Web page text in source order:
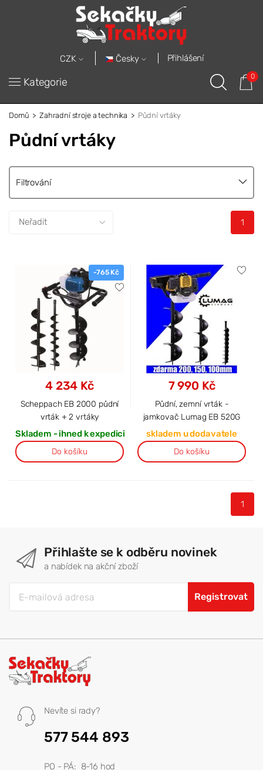
CZK Česky Přihlášení
Kategorie 0
Domů Zahradní stroje a technika Půdní vrtáky
Půdní vrtáky
Filtrování
1
-765 Kč
4 234 Kč
Scheppach EB 2000 půdní
vrták + 2 vrtáky
Skladem - ihned k expedici
Do košíku
7 990 Kč
Půdní, zemní vrták -
jamkovač Lumag EB 520G
skladem u dodavatele
Do košíku
1
Přihlašte se k odběru novinek
a nabídek na akční zboží
Registrovat
Nevíte si rady?
577 544 893
PO - PÁ: 8-16 hod